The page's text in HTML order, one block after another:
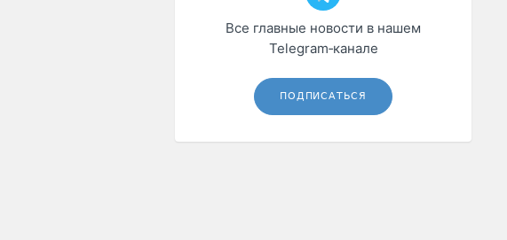
Все главные новости в нашем
Telegram‑канале
ПОДПИСАТЬСЯ